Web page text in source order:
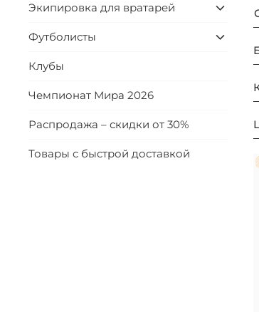
Экипировка для вратарей
Футболисты
Клубы
Чемпионат Мира 2026
Распродажа – скидки от 30%
Товары с быстрой доставкой